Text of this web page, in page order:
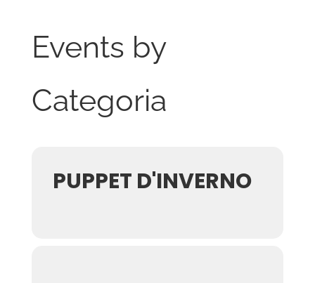
Events by
Categoria
PUPPET D'INVERNO